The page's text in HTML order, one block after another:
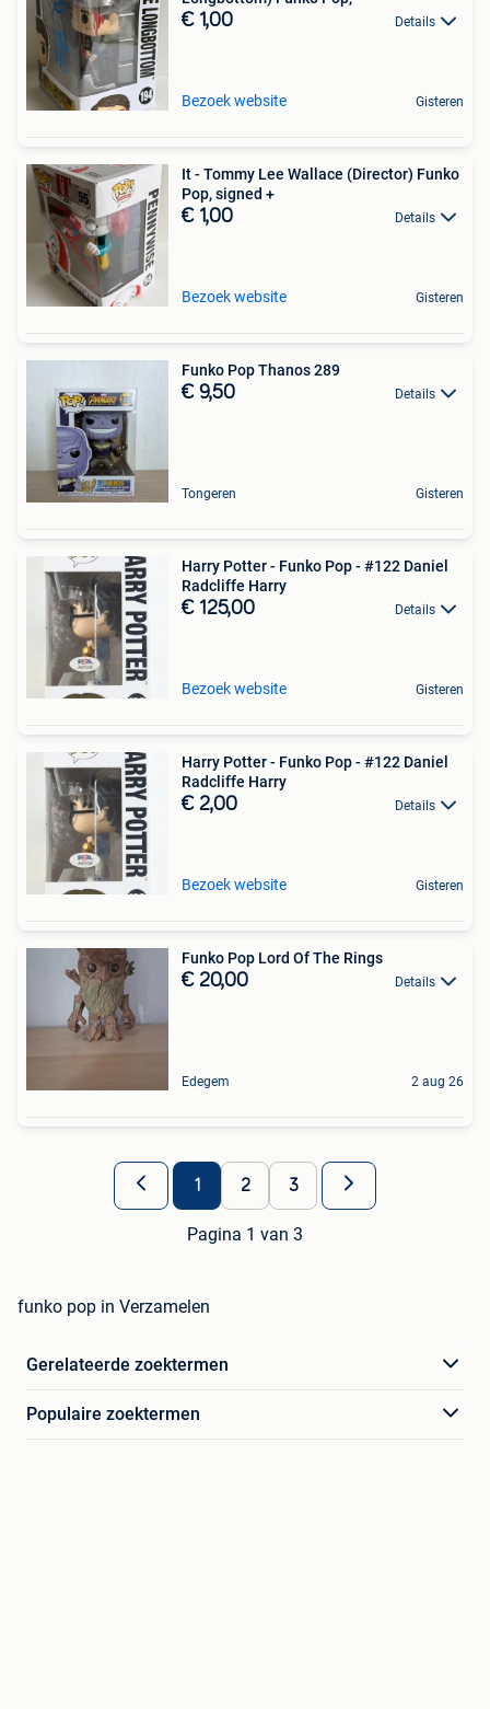
€ 1,00 Details
Bezoek website Gisteren
It - Tommy Lee Wallace (Director) Funko
Pop, signed +
€ 1,00 Details
Bezoek website Gisteren
Funko Pop Thanos 289
€ 9,50 Details
Tongeren Gisteren
Harry Potter - Funko Pop - #122 Daniel
Radcliffe Harry
€ 125,00 Details
Bezoek website Gisteren
Harry Potter - Funko Pop - #122 Daniel
Radcliffe Harry
€ 2,00 Details
Bezoek website Gisteren
Funko Pop Lord Of The Rings
€ 20,00 Details
Edegem 2 aug 26
1 2 3
Pagina 1 van 3
funko pop in Verzamelen
Gerelateerde zoektermen
Populaire zoektermen